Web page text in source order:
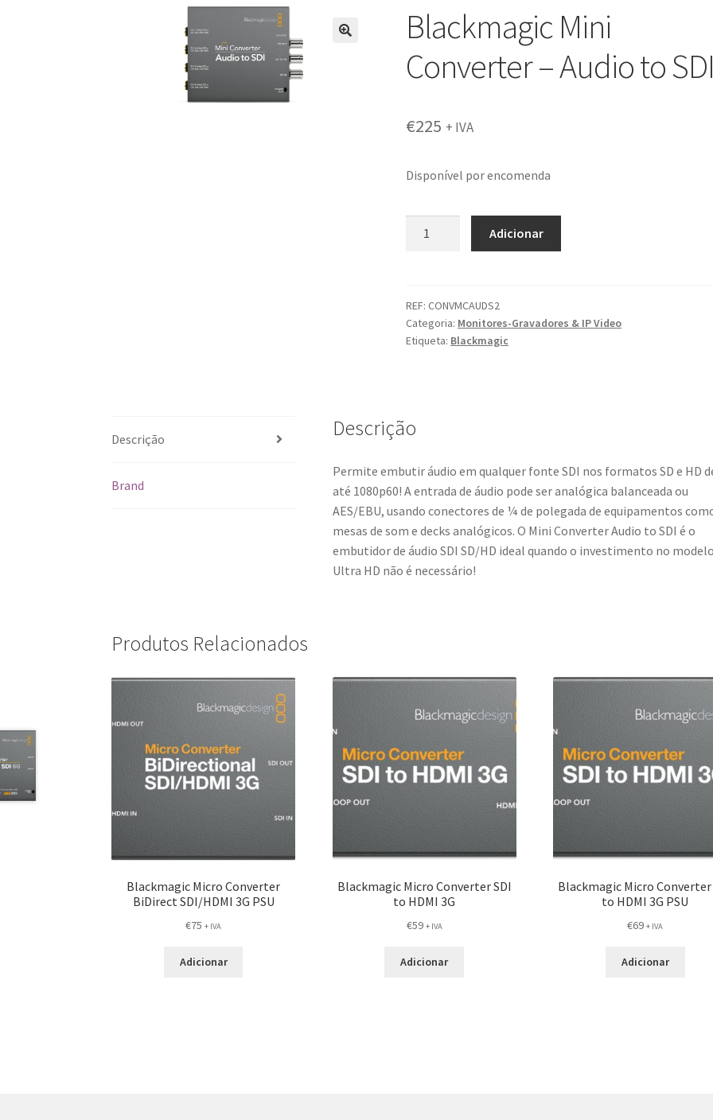
Blackmagic Mini
Converter – Audio to
€225 + IVA
Disponível por encomenda
Converter
-
Audio
Adicionar
REF:CONVMCAUDS2
Categoria: Monitores-Gravadores & IP Video
Etiqueta: Blackmagic
Descrição
Brand
Descrição
Permite embutir áudio em qualquer fonte SDI nos formatos SD e HD
até 1080p60! A entrada de áudio pode ser analógica balanceada ou
AES/EBU, usando conectores de ¼ de polegada de equipamentos
mesas de som e decks analógicos. O Mini Converter Audio to SDI é o
embutidor de áudio SDI SD/HD ideal quando o investimento no
Ultra HD não é necessário!
Produtos Relacionados
Blackmagic Micro Converter
BiDirect SDI/HDMI 3G PSU
€75 + IVA
Adicionar
Blackmagic Micro Converter SDI
to HDMI 3G
€59 + IVA
Adicionar
Blackmagic Micro Converter
to HDMI 3G PSU
€69 + IVA
Adicionar